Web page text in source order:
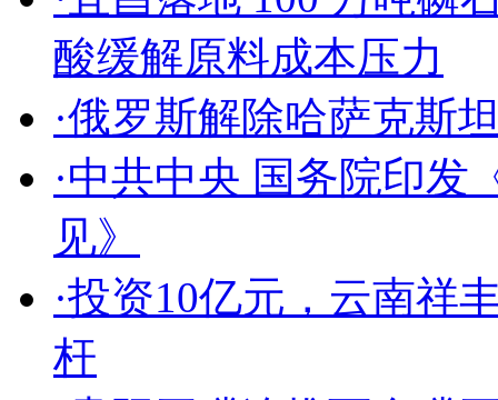
酸缓解原料成本压力
·俄罗斯解除哈萨克斯
·中共中央 国务院印发
见》
·投资10亿元，云南祥
杆